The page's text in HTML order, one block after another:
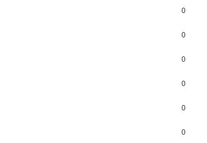
0
0
0
0
0
0